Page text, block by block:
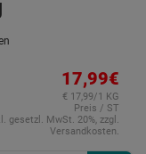
17,99€
€ 17,99/1 KG
Preis / ST
gesetzl. MwSt. 20%, zzgl.
Versandkosten.